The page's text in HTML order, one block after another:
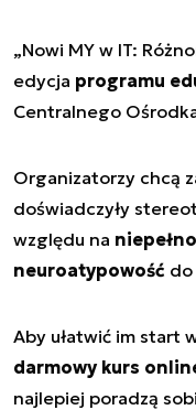
„Nowi MY w IT:
edycja programu
Centralnego
Organizatorzy chcą
doświadczyły
względu na
neuroatypowość do
Aby ułatwić im start
darmowy kurs
najlepiej poradzą